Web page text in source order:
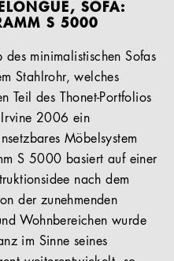
SOFA:
S 5000
minimalistischen Sofas
Stahlrohr, welches
Teil des Thonet-Portfolios
Irvine 2006 ein
Möbelsystem
S 5000 basiert auf einer
nach dem
der zunehmenden
Wohnbereichen wurde
im Sinne seines